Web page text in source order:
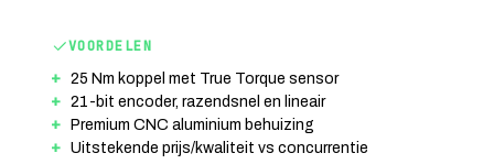
VOORDELEN
25 Nm koppel met True Torque sensor
21-bit encoder, razendsnel en lineair
Premium CNC aluminium behuizing
Uitstekende prijs/kwaliteit vs concurrentie